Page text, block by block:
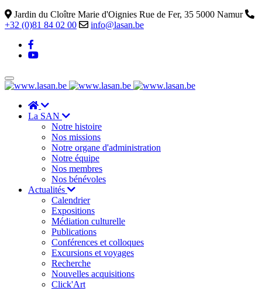
Jardin du Cloître Marie d'Oignies Rue de Fer, 35 5000 Namur
+32 (0)81 84 02 00
info@lasan.be
La SAN
Notre histoire
Nos missions
Notre organe d'administration
Notre équipe
Nos membres
Nos bénévoles
Actualités
Calendrier
Expositions
Médiation culturelle
Publications
Conférences et colloques
Excursions et voyages
Recherche
Nouvelles acquisitions
Click'Art